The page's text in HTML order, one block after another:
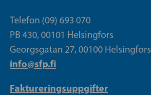
Telefon (09) 693 070
PB 430, 00101 Helsingfors
Georgsgatan 27, 00100 Helsingfors
info@sfp.fi
Faktureringsuppgifter